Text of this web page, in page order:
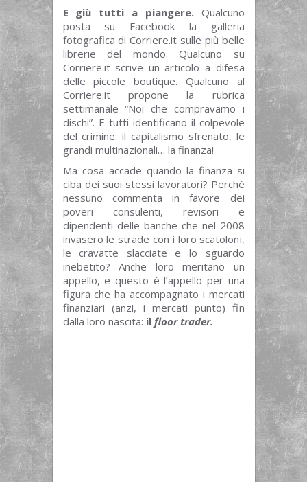
E giù tutti a piangere.Qualcuno
posta su Facebook la galleria
fotografica di Corriere.it sulle più belle
librerie del mondo. Qualcuno su
Corriere.it scrive un articolo a difesa
delle piccole boutique. Qualcuno al
Corriere.it propone la rubrica
settimanale “Noi che compravamo i
dischi”. E tutti identificano il colpevole
del crimine: il capitalismo sfrenato, le
grandi multinazionali… la finanza!
Ma cosa accade quando la finanza si
ciba dei suoi stessi lavoratori? Perché
nessuno commenta in favore dei
poveri consulenti, revisori e
dipendenti delle banche che nel 2008
invasero le strade con i loro scatoloni,
le cravatte slacciate e lo sguardo
inebetito? Anche loro meritano un
appello, e questo è l’appello per una
figura che ha accompagnato i mercati
finanziari (anzi, i mercati punto) fin
dalla loro nascita: il floor trader.